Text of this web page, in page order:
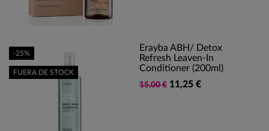
Erayba ABH/ Detox
Refresh Leaven-In
Conditioner (200ml)
15,00 € 11,25 €
-25%
FUERA DE STOCK